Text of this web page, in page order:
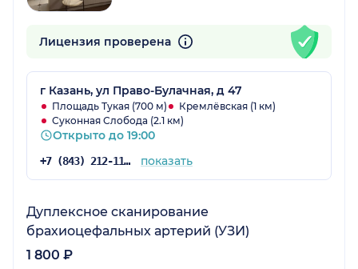
Лицензия проверена
г Казань, ул Право-Булачная, д 47
Площадь Тукая (700 м)
Кремлёвская (1 км)
Суконная Слобода (2.1 км)
Открыто до 19:00
+7 (843) 212-11-10 показать
Дуплексное сканирование
брахиоцефальных артерий (УЗИ)
1 800 ₽